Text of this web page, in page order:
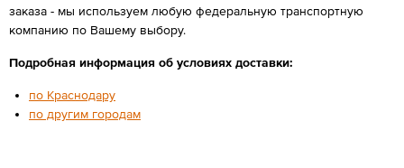
заказа - мы используем любую федеральную транспортную
компанию по Вашему выбору.
Подробная информация об условиях доставки:
по Краснодару
по другим городам